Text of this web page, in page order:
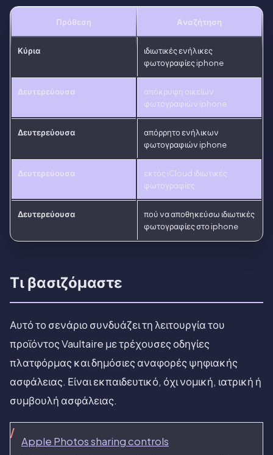
Πρόθεση Αναζήτηση
Κύρια
ιδιωτικές ενήλικες
φωτογραφίες iphone
Δευτερεύουσα
απόκρυψη οικείων
φωτογραφιών iphone
Δευτερεύουσα
απόρρητο ενήλικων
φωτογραφιών iphone
Δευτερεύουσα
εκτός iCloud ιδιωτικές
φωτογραφίες
Δευτερεύουσα
πού να αποθηκεύσω ιδιωτικές
φωτογραφίες στο iphone
Τι βασιζόμαστε
Αυτό το σενάριο συνδυάζει τη λειτουργία του
προϊόντος Vaultaire με τρέχουσες οδηγίες
πλατφόρμας και δημόσιες αναφορές ψηφιακής
ασφάλειας. Είναι εκπαιδευτικό, όχι νομική, ιατρική ή
συμβουλή ασφάλειας.
Apple Photos sharing controls